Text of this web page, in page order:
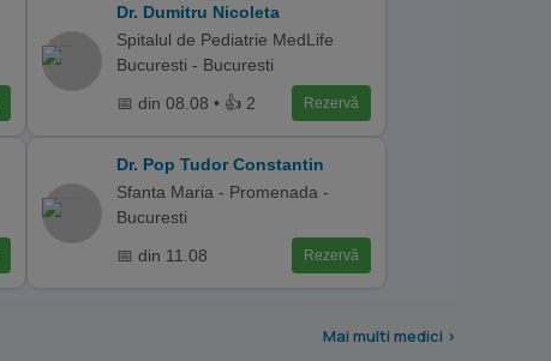
Dr. Dumitru Nicoleta
Spitalul de Pediatrie MedLife
Bucuresti - Bucuresti
📅 din 08.08 • 👍 2
Rezervă
Dr. Pop Tudor Constantin
Sfanta Maria - Promenada -
Bucuresti
📅 din 11.08
Rezervă
Mai multi medici >